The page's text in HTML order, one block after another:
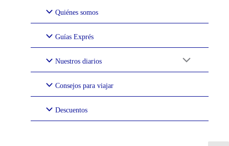
Quiénes somos
Guías Exprés
Nuestros diarios
Consejos para viajar
Descuentos